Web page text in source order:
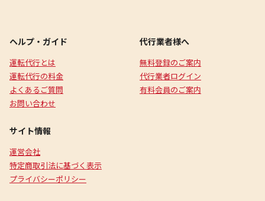
ヘルプ・ガイド
運転代行とは
運転代行の料金
よくあるご質問
お問い合わせ
代行業者様へ
無料登録のご案内
代行業者ログイン
有料会員のご案内
サイト情報
運営会社
特定商取引法に基づく表示
プライバシーポリシー